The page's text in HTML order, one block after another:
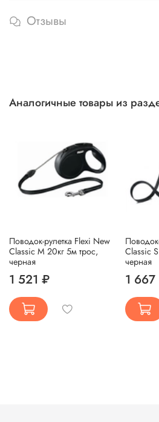
Отзывы
Аналогичные товары из
Поводок-рулетка Flexi New
Classic М 20кг 5м трос,
черная
1 521 ₽
Classic
черная
1